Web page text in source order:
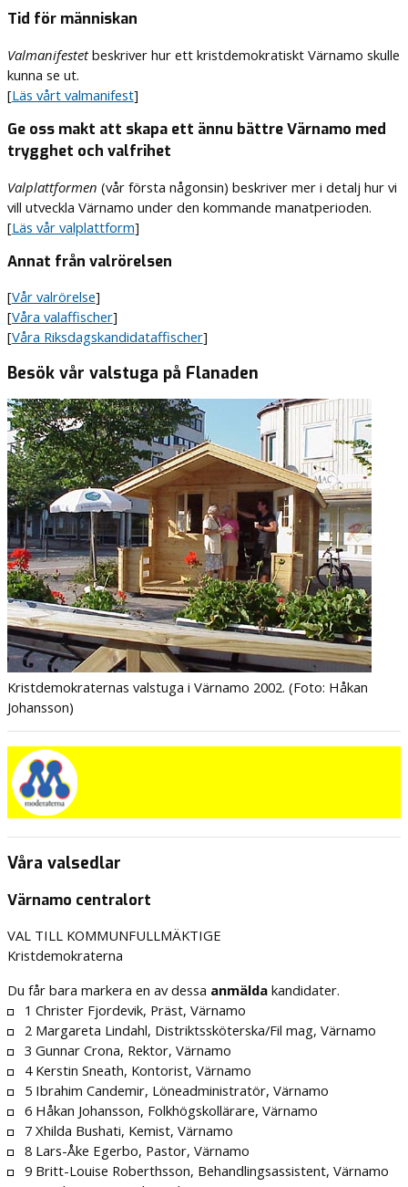
Tid för människan
Valmanifestetbeskriver hur ett kristdemokratiskt Värnamo skulle
kunna se ut.
[Läs vårt valmanifest]
Ge oss makt att skapa ett ännu bättre Värnamo med
trygghet och valfrihet
Valplattformen (vår första någonsin) beskriver mer i detalj hur vi
vill utveckla Värnamo under den kommande manatperioden.
[Läs vår valplattform]
Annat från valrörelsen
[Vår valrörelse]
[Våra valaffischer]
[Våra Riksdagskandidataffischer]
Besök vår valstuga på Flanaden
Kristdemokraternas valstuga i Värnamo 2002. (Foto: Håkan
Johansson)
Våra valsedlar
Värnamo centralort
VAL TILL KOMMUNFULLMÄKTIGE
Kristdemokraterna
Du får bara markera en av dessa anmäldakandidater.
1 Christer Fjordevik, Präst, Värnamo
2 Margareta Lindahl, Distriktssköterska/Fil mag, Värnamo
3 Gunnar Crona, Rektor, Värnamo
4 Kerstin Sneath, Kontorist, Värnamo
5 Ibrahim Candemir, Löneadministratör, Värnamo
6 Håkan Johansson, Folkhögskollärare, Värnamo
7 Xhilda Bushati, Kemist, Värnamo
8 Lars-Åke Egerbo, Pastor, Värnamo
9 Britt-Louise Roberthsson, Behandlingsassistent, Värnamo